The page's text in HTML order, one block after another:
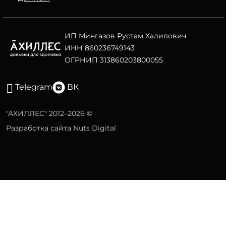
ИП Мингазов Рустам Халилович
ИНН 860236749143
ОГРНИП 313860203800055
Telegram ВК
"АХИЛЛЕС" 2012–2026 ©
Разработка сайта Nuts Digital